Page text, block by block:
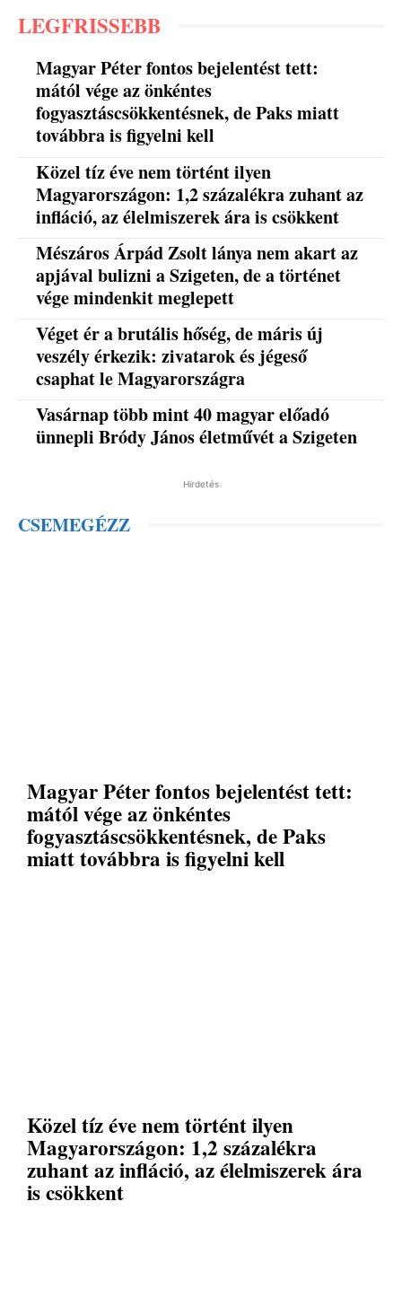
LEGFRISSEBB
Magyar Péter fontos bejelentést tett:
mától vége az önkéntes
fogyasztáscsökkentésnek, de Paks miatt
továbbra is figyelni kell
Közel tíz éve nem történt ilyen
Magyarországon: 1,2 százalékra zuhant az
infláció, az élelmiszerek ára is csökkent
Mészáros Árpád Zsolt lánya nem akart az
apjával bulizni a Szigeten, de a történet
vége mindenkit meglepett
Véget ér a brutális hőség, de máris új
veszély érkezik: zivatarok és jégeső
csaphat le Magyarországra
Vasárnap több mint 40 magyar előadó
ünnepli Bródy János életművét a Szigeten
Hirdetés
CSEMEGÉZZ
Magyar Péter fontos bejelentést tett:
mától vége az önkéntes
fogyasztáscsökkentésnek, de Paks
miatt továbbra is figyelni kell
Közel tíz éve nem történt ilyen
Magyarországon: 1,2 százalékra
zuhant az infláció, az élelmiszerek ára
is csökkent